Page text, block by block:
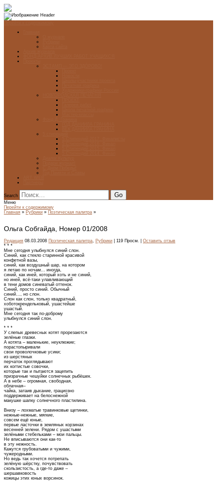
Search
Меню
Перейти к содержимому
Главная » Рубрики » Поэтическая палитра »
Ольга Собгайда, Номер 01/2008
Редакция 08.03.2008 Поэтическая палитра, Рубрики | 119 Просм. | Оставить отзыв
* * *
Мне сегодня улыбнулся синий слон.
Синий, как стекло старинной красивой
конфетной вазы,
синий, как воздушный шар, на котором
я летаю по ночам… иногда,
синий, как иней, который хоть и не синий,
но иней, всё-таки улавливающий
в тени домов синеватый оттенок.
Синий, просто синий. Обычный
синий…, но слон.
Слон как слон, только квадратный,
хоботокрендельковый, ушастейше
ушастый.
Мне сегодня так по-доброму
улыбнулся синий слон.
* * *
У слепых древесных котят прорезаются
зелёные глазки.
А котята – маленькие, неуклюжие;
порастопыривали
свои проволочковые усики;
из шерстяных
перчаток проглядывают
их когтистые совочки,
которые так и пытаются зацепить
призрачные чешуйки солнечных рыбёшек.
А в небе – огромная, свободная,
облачная–
чайка, затаив дыхание, грациозно
поддерживает на белоснежной
макушке шапку солнечного пластилина.
Внизу – лохматые травинковые щетинки,
нежные-нежные, мягкие,
совсем ещё юные,
первые ласточки в земляных корзинах
весенней зелени. Рядом с ушастыми
зелёными стебельками – мои пальцы.
Не вписываются они как-то
в эту нежность.
Кажутся грубоватыми и чужими,
чужеродными.
Но ведь так хочется потрепать
зелёную шёрстку, почувствовать
скользистость, а где-то даже –
шершавковость
кожицы этих юных ворсинок.